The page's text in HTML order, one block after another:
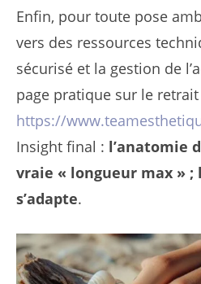
Enfin, pour toute pose
vers des ressources
sécurisé et la gestion de
page pratique sur le retrait
https://
Insight final : l’anatomie
vraie « longueur max » ;
s’adapte.